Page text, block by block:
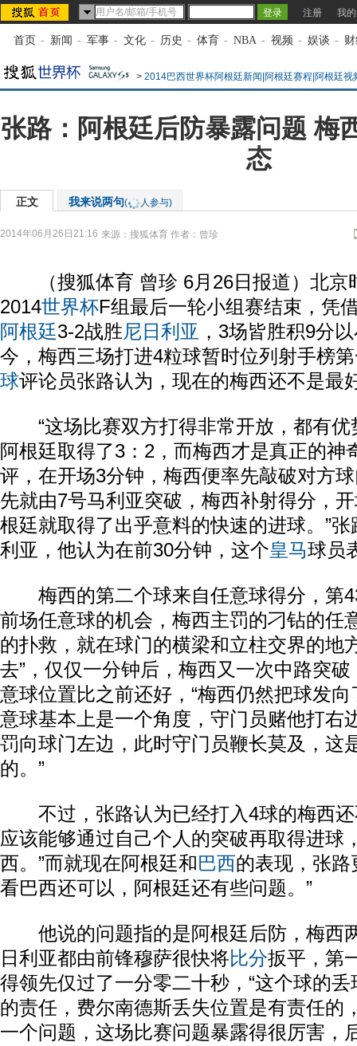
注册 我
首页 - 新闻 - 军事 - 文化 - 历史 - 体育 - NBA - 视频 - 娱谈 -
> 2014巴西世界杯阿根廷新闻|阿根廷赛程|阿根廷视
张路：阿根廷后防暴露问题 梅
态
正文 我来说两句( 人参与)
2014年06月26日21:16 来源： 搜狐体育 作者：曾珍
（搜狐体育 曾珍 6月26日报道）北京
2014世界杯F组最后一轮小组赛结束，凭
阿根廷3-2战胜尼日利亚 ，3场皆胜积9分
今，梅西三场打进4粒球暂时位列射手榜
球评论员张路认为，现在的梅西还不是最
“这场比赛双方打得非常开放，都有优
阿根廷取得了3：2，而梅西才是真正的神
评，在开场3分钟，梅西便率先敲破对方
先就由7号马利亚突破，梅西补射得分，
根廷就取得了出乎意料的快速的进球。”
利亚，他认为在前30分钟，这个皇马球员
梅西的第二个球来自任意球得分，第
前场任意球的机会，梅西主罚的刁钻的任
的扑救，就在球门的横梁和立柱交界的地
去”，仅仅一分钟后，梅西又一次中路突
意球位置比之前还好，“梅西仍然把球发
意球基本上是一个角度，守门员赌他打右
罚向球门左边，此时守门员鞭长莫及，这
的。”
不过，张路认为已经打入4球的梅西还
应该能够通过自己个人的突破再取得进球
西。”而就现在阿根廷和巴西的表现，张路
看巴西还可以，阿根廷还有些问题。”
他说的问题指的是阿根廷后防，梅西
日利亚都由前锋穆萨很快将比分扳平，第
得领先仅过了一分零二十秒，“这个球的丢
的责任，费尔南德斯丢失位置是有责任的
一个问题，这场比赛问题暴露得很厉害，